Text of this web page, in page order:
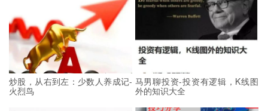
炒股，从右到左：少数人养成记-
火烈鸟
马男聊投资-投资有逻辑，K线图
外的知识大全